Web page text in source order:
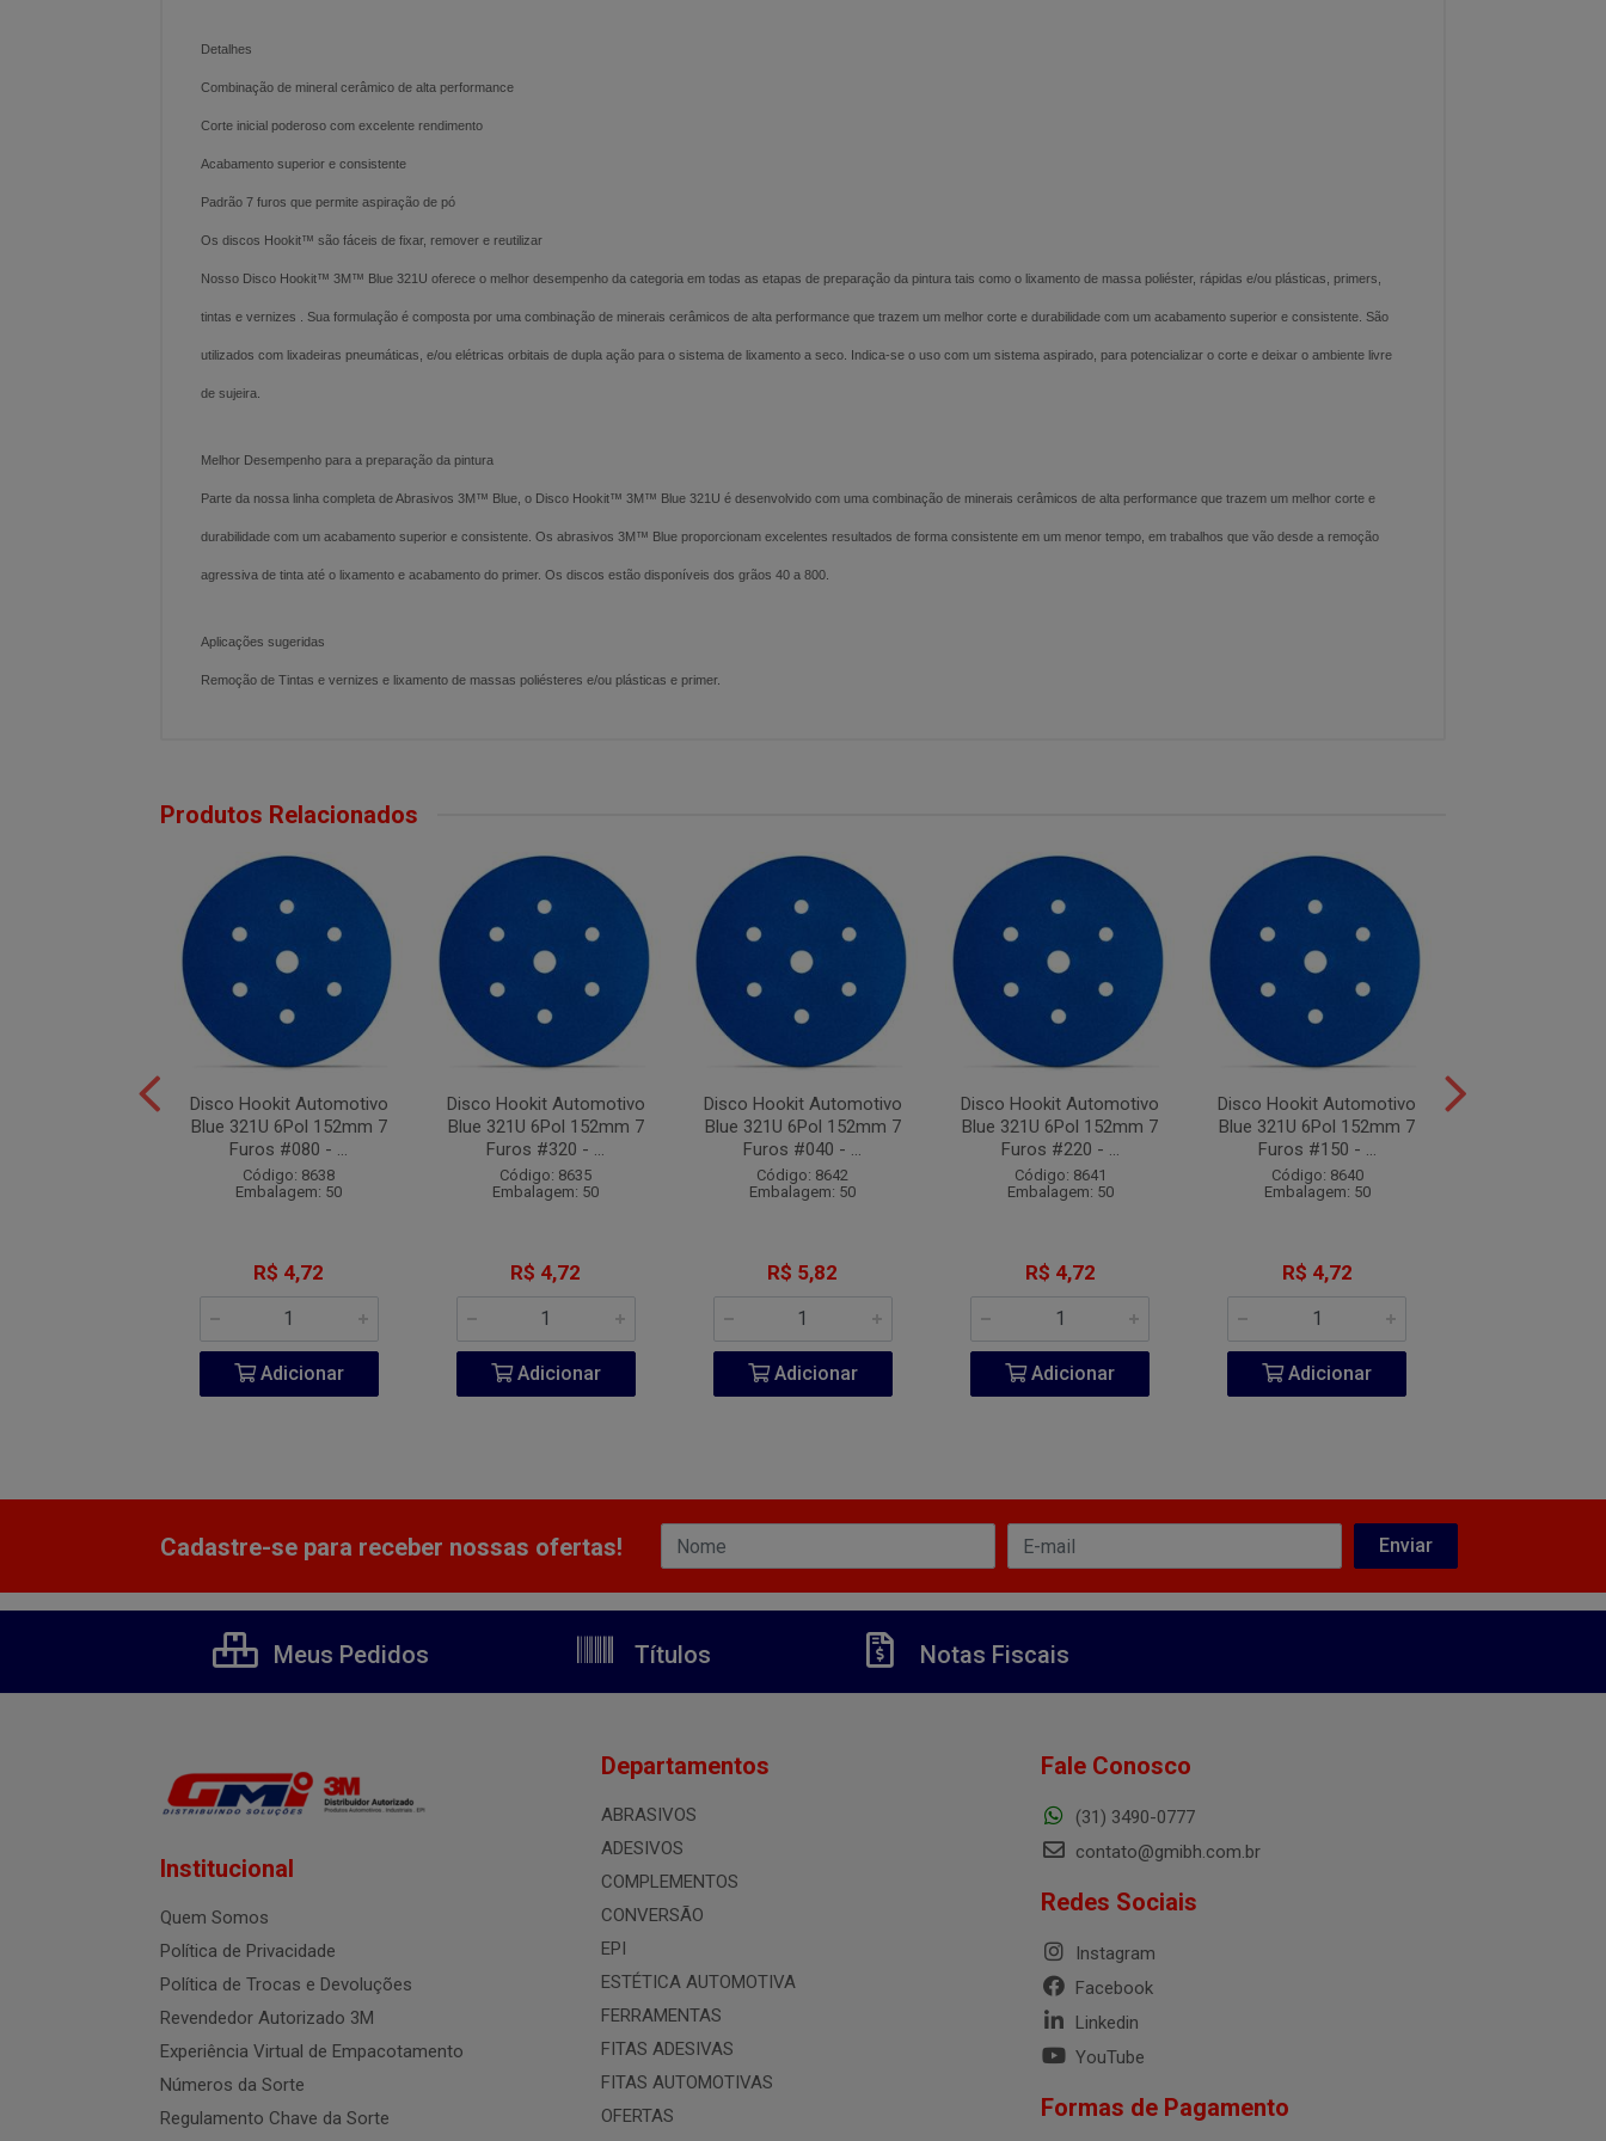
Detalhes
Combinação de mineral cerâmico de alta performance
Corte inicial poderoso com excelente rendimento
Acabamento superior e consistente
Padrão 7 furos que permite aspiração de pó
Os discos Hookit™ são fáceis de fixar, remover e reutilizar
Nosso Disco Hookit™ 3M™ Blue 321U oferece o melhor desempenho da categoria em todas as etapas de preparação da pintura tais como o lixamento de massa poliéster, rápidas e/ou plásticas, primers,
tintas e vernizes . Sua formulação é composta por uma combinação de minerais cerâmicos de alta performance que trazem um melhor corte e durabilidade com um acabamento superior e consistente. São
utilizados com lixadeiras pneumáticas, e/ou elétricas orbitais de dupla ação para o sistema de lixamento a seco. Indica-se o uso com um sistema aspirado, para potencializar o corte e deixar o ambiente livre
de sujeira.
Melhor Desempenho para a preparação da pintura
Parte da nossa linha completa de Abrasivos 3M™ Blue, o Disco Hookit™ 3M™ Blue 321U é desenvolvido com uma combinação de minerais cerâmicos de alta performance que trazem um melhor corte e
durabilidade com um acabamento superior e consistente. Os abrasivos 3M™ Blue proporcionam excelentes resultados de forma consistente em um menor tempo, em trabalhos que vão desde a remoção
agressiva de tinta até o lixamento e acabamento do primer. Os discos estão disponíveis dos grãos 40 a 800.
Aplicações sugeridas
Remoção de Tintas e vernizes e lixamento de massas poliésteres e/ou plásticas e primer.
Produtos Relacionados
Disco Hookit Automotivo
Blue 321U 6Pol 152mm 7
Furos #080 - ...
Código: 8638
Embalagem: 50
R$ 4,72
Adicionar
Disco Hookit Automotivo
Blue 321U 6Pol 152mm 7
Furos #320 - ...
Código: 8635
Embalagem: 50
R$ 4,72
Adicionar
Disco Hookit Automotivo
Blue 321U 6Pol 152mm 7
Furos #040 - ...
Código: 8642
Embalagem: 50
R$ 5,82
Adicionar
Disco Hookit Automotivo
Blue 321U 6Pol 152mm 7
Furos #220 - ...
Código: 8641
Embalagem: 50
R$ 4,72
Adicionar
Disco Hookit Automotivo
Blue 321U 6Pol 152mm 7
Furos #150 - ...
Código: 8640
Embalagem: 50
R$ 4,72
Adicionar
Cadastre-se para receber nossas ofertas!
Meus Pedidos Títulos Notas Fiscais
Institucional
Quem Somos
Política de Privacidade
Política de Trocas e Devoluções
Revendedor Autorizado 3M
Experiência Virtual de Empacotamento
Números da Sorte
Regulamento Chave da Sorte
Departamentos
ABRASIVOS
ADESIVOS
COMPLEMENTOS
CONVERSÃO
EPI
ESTÉTICA AUTOMOTIVA
FERRAMENTAS
FITAS ADESIVAS
FITAS AUTOMOTIVAS
OFERTAS
Fale Conosco
(31) 3490-0777
contato@gmibh.com.br
Redes Sociais
Instagram
Facebook
Linkedin
YouTube
Formas de Pagamento